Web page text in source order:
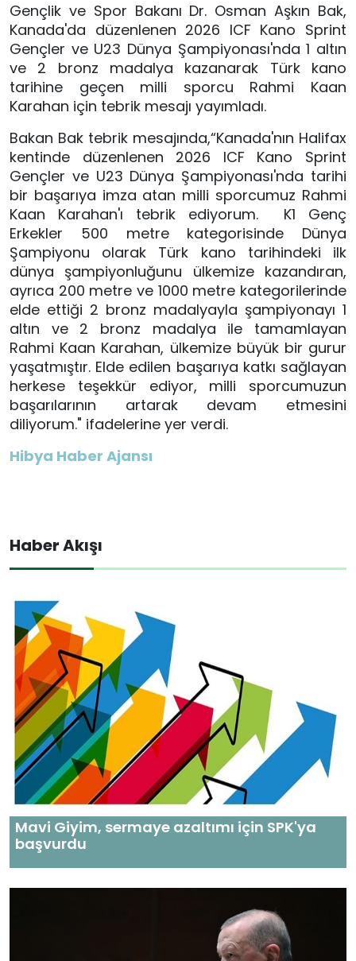
Gençlik ve Spor Bakanı Dr. Osman Aşkın Bak,
Kanada'da düzenlenen 2026 ICF Kano Sprint
Gençler ve U23 Dünya Şampiyonası'nda 1 altın
ve 2 bronz madalya kazanarak Türk kano
tarihine geçen milli sporcu Rahmi Kaan
Karahan için tebrik mesajı yayımladı.
Bakan Bak tebrik mesajında,“Kanada'nın Halifax
kentinde düzenlenen 2026 ICF Kano Sprint
Gençler ve U23 Dünya Şampiyonası'nda tarihi
bir başarıya imza atan milli sporcumuz Rahmi
Kaan Karahan'ı tebrik ediyorum. K1 Genç
Erkekler 500 metre kategorisinde Dünya
Şampiyonu olarak Türk kano tarihindeki ilk
dünya şampiyonluğunu ülkemize kazandıran,
ayrıca 200 metre ve 1000 metre kategorilerinde
elde ettiği 2 bronz madalyayla şampiyonayı 1
altın ve 2 bronz madalya ile tamamlayan
Rahmi Kaan Karahan, ülkemize büyük bir gurur
yaşatmıştır. Elde edilen başarıya katkı sağlayan
herkese teşekkür ediyor, milli sporcumuzun
başarılarının artarak devam etmesini
diliyorum." ifadelerine yer verdi.
Hibya Haber Ajansı
Haber Akışı
Mavi Giyim, sermaye azaltımı için SPK'ya
başvurdu